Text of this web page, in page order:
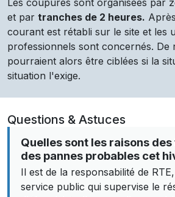
Les coupures sont organisées par
et par tranches de 2 heures.
courant est rétabli sur le site et les
professionnels sont concernés. De
pourraient alors être ciblées si la
situation l'exige.
Questions & Astuces
Quelles sont les raisons
des pannes probables cet
Il est de la responsabilité de
service public qui supervise le